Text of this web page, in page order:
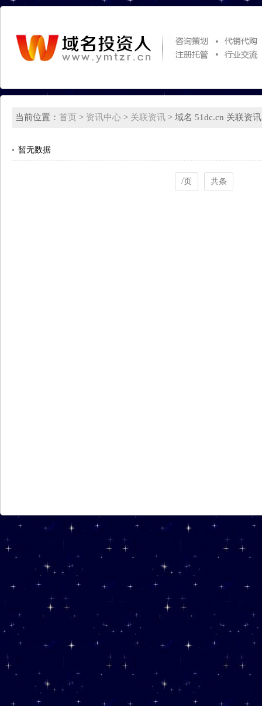
当前位置： 首页 > 资讯中心 > 关联资讯 > 域名 51dc.cn 关联资讯
暂无数据
/页 共条